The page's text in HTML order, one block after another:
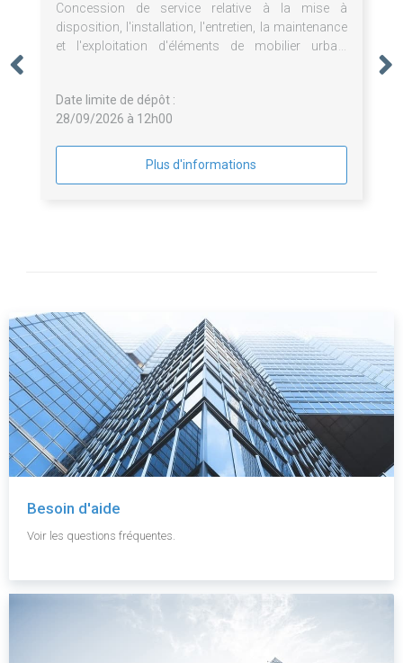
Concession de service relative à la mise à
disposition, l'installation, l'entretien, la maintenance
et l'exploitation d'éléments de mobilier urbain
Date limite de dépôt :
28/09/2026 à 12h00
Plus d'informations
Besoin d'aide
Voir les questions fréquentes.